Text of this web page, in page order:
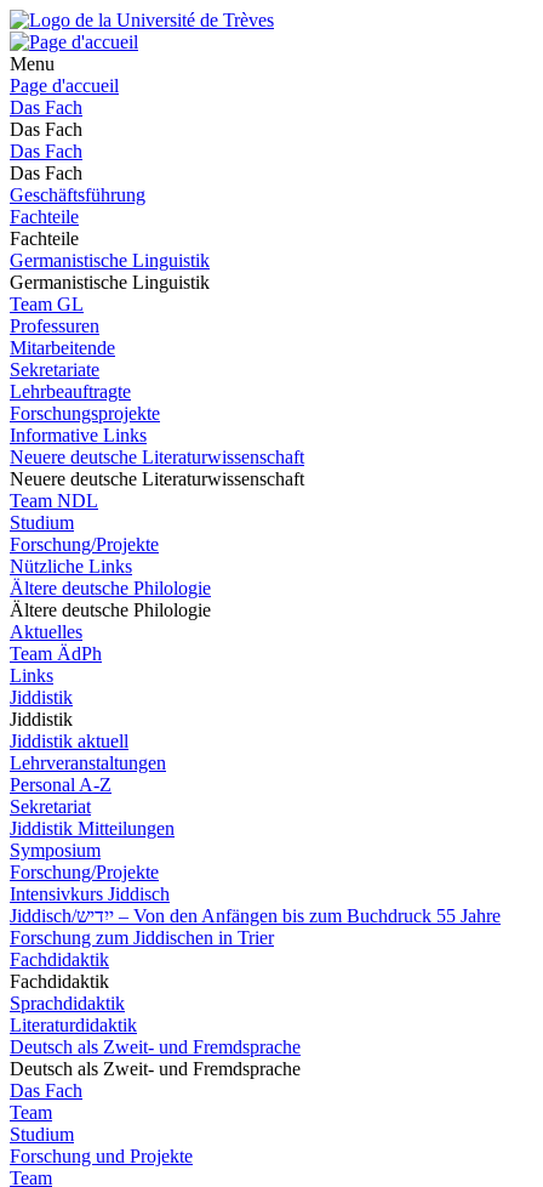
Menu
Page d'accueil
Das Fach
Das Fach
Das Fach
Das Fach
Geschäftsführung
Fachteile
Fachteile
Germanistische Linguistik
Germanistische Linguistik
Team GL
Professuren
Mitarbeitende
Sekretariate
Lehrbeauftragte
Forschungsprojekte
Informative Links
Neuere deutsche Literaturwissenschaft
Neuere deutsche Literaturwissenschaft
Team NDL
Studium
Forschung/Projekte
Nützliche Links
Ältere deutsche Philologie
Ältere deutsche Philologie
Aktuelles
Team ÄdPh
Links
Jiddistik
Jiddistik
Jiddistik aktuell
Lehrveranstaltungen
Personal A-Z
Sekretariat
Jiddistik Mitteilungen
Symposium
Forschung/Projekte
Intensivkurs Jiddisch
Jiddisch/ייִדיש – Von den Anfängen bis zum Buchdruck 55 Jahre
Forschung zum Jiddischen in Trier
Fachdidaktik
Fachdidaktik
Sprachdidaktik
Literaturdidaktik
Deutsch als Zweit- und Fremdsprache
Deutsch als Zweit- und Fremdsprache
Das Fach
Team
Studium
Forschung und Projekte
Team